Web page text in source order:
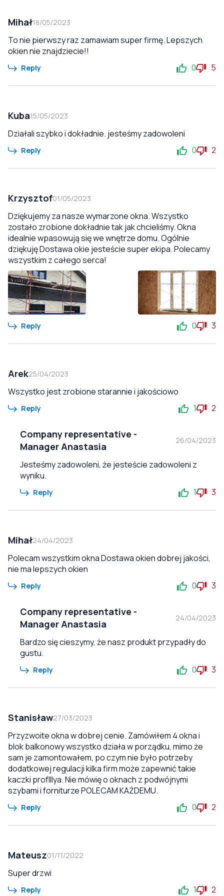
Mihał18/05/2023
To nie pierwszy raz zamawiam super firmę. Lepszych
okien nie znajdziecie!!
Reply 0 5
Kuba15/05/2023
Działali szybko i dokładnie. jesteśmy zadowoleni
Reply 0 2
Krzysztof01/05/2023
Dziękujemy za nasze wymarzone okna. Wszystko
zostało zrobione dokładnie tak jak chcieliśmy. Okna
idealnie wpasowują się we wnętrze domu. Ogólnie
dziękuję Dostawa okie jesteście super ekipa. Polecamy
wszystkim z całego serca!
Reply 0 3
Arek25/04/2023
Wszystko jest zrobione starannie i jakościowo
Reply 1 2
Company representative -
Manager Anastasia
26/04/2023
Jesteśmy zadowoleni, że jesteście zadowoleni z
wyniku.
Reply 1 3
Mihał24/04/2023
Polecam wszystkim okna Dostawa okien dobrej jakości,
nie ma lepszych okien
Reply 0 3
Company representative -
Manager Anastasia
24/04/2023
Bardzo się cieszymy, że nasz produkt przypadły do
gustu.
Reply 0 3
Stanisław27/03/2023
Przyzwoite okna w dobrej cenie. Zamówiłem 4 okna i
blok balkonowy wszystko działa w porządku, mimo że
sam je zamontowałem, po czym nie było potrzeby
dodatkowej regulacji kilka firm może zapewnić takie
kaczki profIllya. Nie mówię o oknach z podwójnymi
szybami i forniturze POLECAM KAŻDEMU.
Reply 0 2
Mateusz01/11/2022
Super drzwi
Reply 1 2